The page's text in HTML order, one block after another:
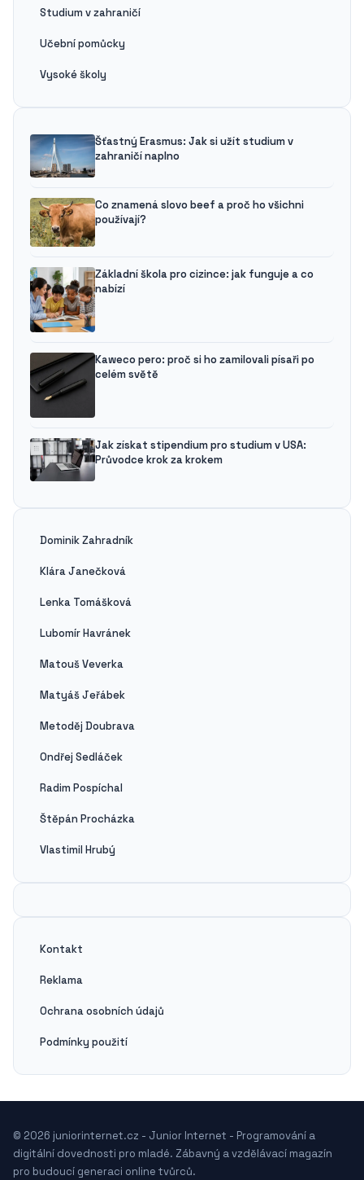
Studium v zahraničí
Učební pomůcky
Vysoké školy
Šťastný Erasmus: Jak si užít studium v
zahraničí naplno
Co znamená slovo beef a proč ho všichni
používají?
Základní škola pro cizince: jak funguje a co
nabízí
Kaweco pero: proč si ho zamilovali písaři po
celém světě
Jak získat stipendium pro studium v USA:
Průvodce krok za krokem
Dominik Zahradník
Klára Janečková
Lenka Tomášková
Lubomír Havránek
Matouš Veverka
Matyáš Jeřábek
Metoděj Doubrava
Ondřej Sedláček
Radim Pospíchal
Štěpán Procházka
Vlastimil Hrubý
Kontakt
Reklama
Ochrana osobních údajů
Podmínky použití
© 2026 juniorinternet.cz - Junior Internet - Programování a
digitální dovednosti pro mladé. Zábavný a vzdělávací magazín
pro budoucí generaci online tvůrců.